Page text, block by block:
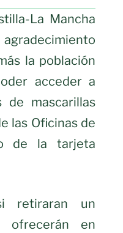
La Mancha
la población
acceder a
de mascarillas
las Oficinas de
de la tarjeta
retiraran un
ofrecerán en